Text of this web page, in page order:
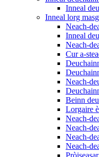
Inneal
Inneal lorg masg
Neach-
Inneal
Neach-
Cur a-
Neach-
Beinn
Lorgaire
Neach-
Neach-
Neach-
Neach-